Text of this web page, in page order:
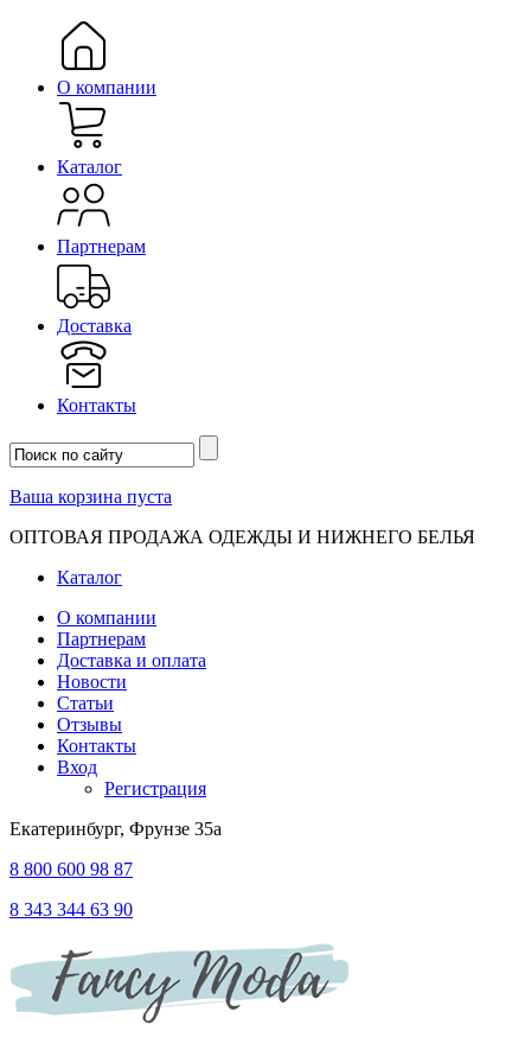
О компании
Каталог
Партнерам
Доставка
Контакты
Ваша корзина пуста
ОПТОВАЯ ПРОДАЖА ОДЕЖДЫ И НИЖНЕГО БЕЛЬЯ
Каталог
О компании
Партнерам
Доставка и оплата
Новости
Статьи
Отзывы
Контакты
Вход
Регистрация
Екатеринбург, Фрунзе 35а
8 800 600 98 87
8 343 344 63 90